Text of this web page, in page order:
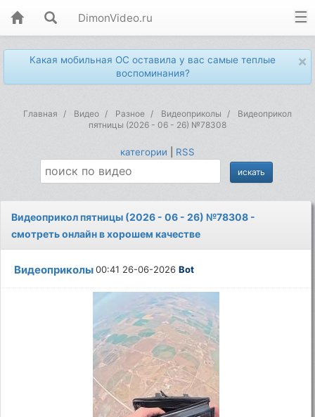
DimonVideo.ru
×
Какая мобильная ОС оставила у вас самые теплые
воспоминания?
Главная Видео Разное Видеоприколы
Видеоприкол
пятницы (2026 - 06 - 26) №78308
категории RSS
Видеоприкол пятницы (2026 - 06 - 26) №78308 -
смотреть онлайн в хорошем качестве
Видеоприколы00:41 26-06-2026Bot